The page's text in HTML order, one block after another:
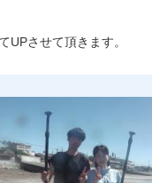
UPさせて頂きます。